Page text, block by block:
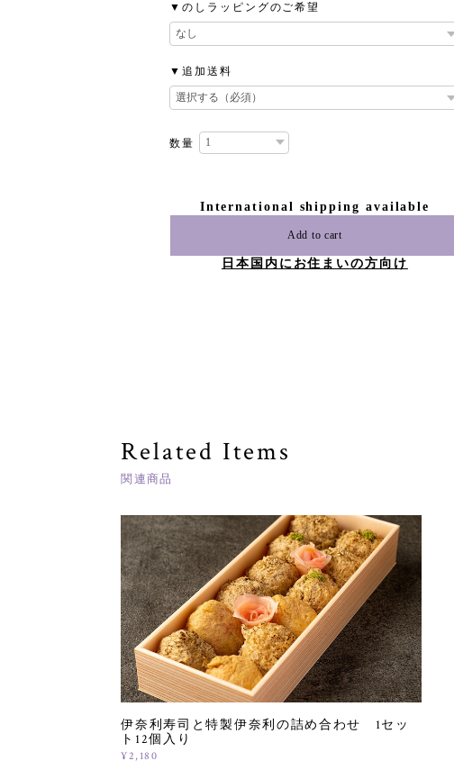
▼のしラッピングのご希望
▼追加送料
数量
International shipping available
Add to cart
日本国内にお住まいの方向け
Related Items
関連商品
伊奈利寿司と特製伊奈利の詰め合わせ 1セッ
ト12個入り
¥2,180